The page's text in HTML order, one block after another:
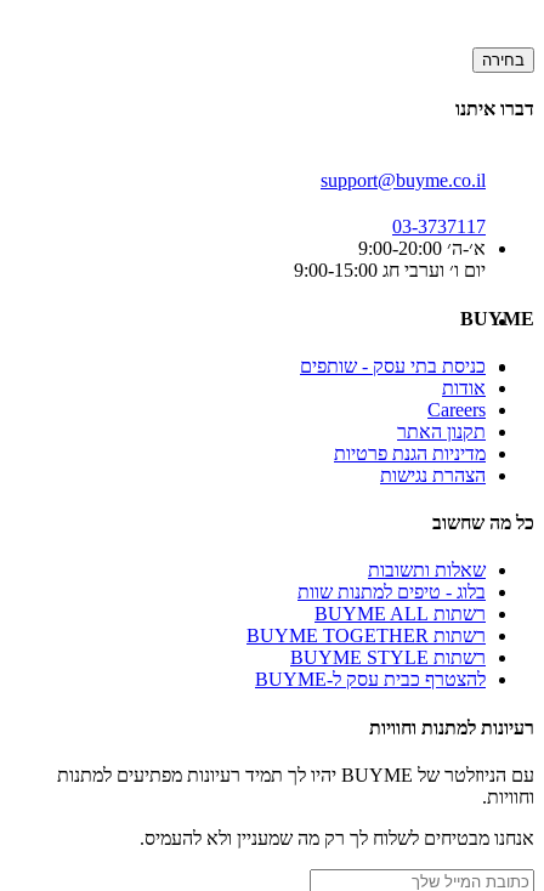
בחירה
דברו איתנו
support@buyme.co.il
03-3737117
א׳-ה׳ 9:00-20:00
יום ו׳ וערבי חג 9:00-15:00
BUYME
כניסת בתי עסק - שותפים
אודות
Careers
תקנון האתר
מדיניות הגנת פרטיות
הצהרת נגישות
כל מה שחשוב
שאלות ותשובות
בלוג - טיפים למתנות שוות
רשתות BUYME ALL
רשתות BUYME TOGETHER
רשתות BUYME STYLE
להצטרף כבית עסק ל-BUYME
רעיונות למתנות וחוויות
עם הניוזלטר של BUYME יהיו לך תמיד רעיונות מפתיעים למתנות
וחוויות.
אנחנו מבטיחים לשלוח לך רק מה שמעניין ולא להעמיס.